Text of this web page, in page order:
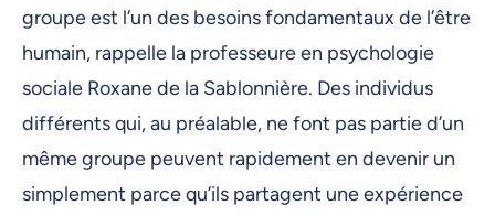
groupe est l’un des besoins fondamentaux de l’être
humain, rappelle la professeure en psychologie
sociale Roxane de la Sablonnière. Des individus
différents qui, au préalable, ne font pas partie d’un
même groupe peuvent rapidement en devenir un
simplement parce qu’ils partagent une expérience